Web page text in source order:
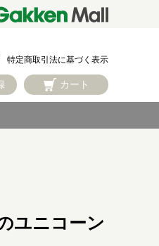
特定商取引法に基づく表示
カート
ユニコーン